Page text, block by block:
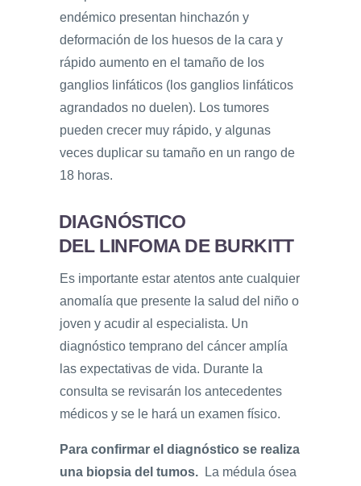
endémico presentan hinchazón y
deformación de los huesos de la cara y
rápido aumento en el tamaño de los
ganglios linfáticos (los ganglios linfáticos
agrandados no duelen). Los tumores
pueden crecer muy rápido, y algunas
veces duplicar su tamaño en un rango de
18 horas.
DIAGNÓSTICO
DEL LINFOMA DE BURKITT
Es importante estar atentos ante cualquier
anomalía que presente la salud del niño o
joven y acudir al especialista. Un
diagnóstico temprano del cáncer amplía
las expectativas de vida. Durante la
consulta se revisarán los antecedentes
médicos y se le hará un examen físico.
Para confirmar el diagnóstico se realiza
una biopsia del tumos. La médula ósea